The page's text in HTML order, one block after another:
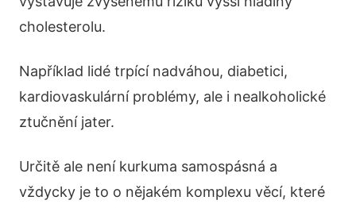
cholesterolu.
Například lidé trpící nadváhou, diabetici,
kardiovaskulární problémy, ale i nealkoholické
ztučnění jater.
Určitě ale není kurkuma samospásná a
vždycky je to o nějakém komplexu věcí, které